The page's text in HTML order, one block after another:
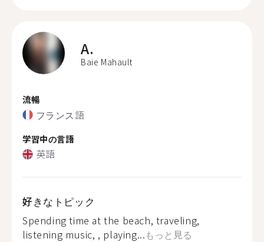
A.
Baie Mahault
流暢
フランス語
学習中の言語
英語
好きなトピック
Spending time at the beach, traveling,
listening music, , playing...もっと見る